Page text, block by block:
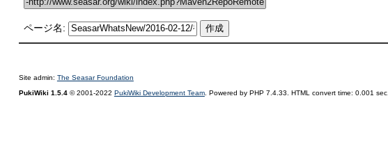
ページ名:
Site admin: The Seasar Foundation
PukiWiki 1.5.4© 2001-2022 PukiWiki Development Team. Powered by PHP 7.4.33. HTML convert time: 0.001 sec.